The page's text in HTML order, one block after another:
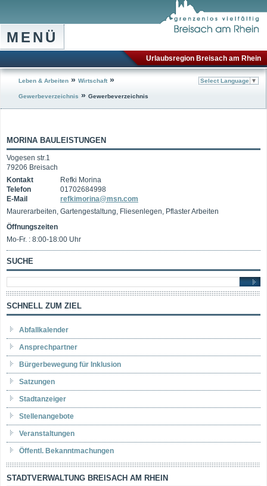
MENÜ
Urlaubsregion Breisach am Rhein
Leben & Arbeiten » Wirtschaft »
Gewerbeverzeichnis » Gewerbeverzeichnis
Select Language ▼
MORINA BAULEISTUNGEN
Vogesen str.1
79206 Breisach
Kontakt
Refki Morina
Telefon
01702684998
E-Mail
refkimorina@msn.com
Maurerarbeiten, Gartengestaltung, Fliesenlegen, Pflaster Arbeiten
Öffnungszeiten
Mo-Fr. : 8:00-18:00 Uhr
SUCHE
SCHNELL ZUM ZIEL
Abfallkalender
Ansprechpartner
Bürgerbewegung für Inklusion
Satzungen
Stadtanzeiger
Stellenangebote
Veranstaltungen
Öffentl. Bekanntmachungen
STADTVERWALTUNG BREISACH AM RHEIN